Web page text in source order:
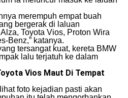
merempuh empat buah
bergerak di laluan
Toyota Vios, Proton Wira
Benz,” katanya.
tersangat kuat, kereta BMW
lalu terjatuh ke dalam
Vios Maut Di Tempat
foto kejadian pasti akan